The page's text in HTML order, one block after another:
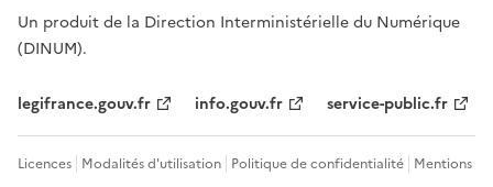
Un produit de la Direction Interministérielle du Numérique
(DINUM).
legifrance.gouv.fr info.gouv.fr service-public.fr
Licences Modalités d'utilisation Politique de confidentialité Mentions